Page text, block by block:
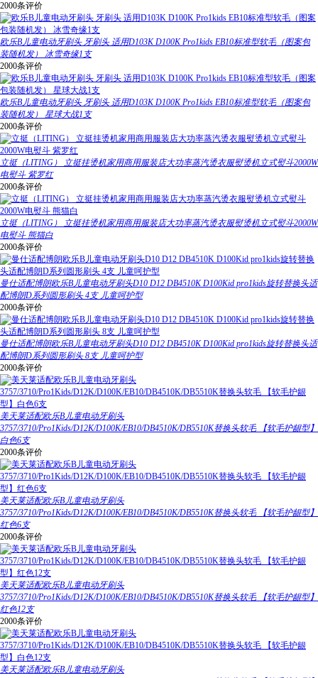
2000条评价
欧乐B儿童电动牙刷头 牙刷头 适用D103K D100K Pro1kids EB10标准型软毛（图案包
装随机发） 冰雪奇缘1支
2000条评价
欧乐B儿童电动牙刷头 牙刷头 适用D103K D100K Pro1kids EB10标准型软毛（图案包
装随机发） 星球大战1支
2000条评价
立挺（LITING） 立挺挂烫机家用商用服装店大功率蒸汽烫衣服熨烫机立式熨斗2000W
电熨斗 紫罗红
2000条评价
立挺（LITING） 立挺挂烫机家用商用服装店大功率蒸汽烫衣服熨烫机立式熨斗2000W
电熨斗 熊猫白
2000条评价
曼仕适配博朗欧乐B儿童电动牙刷头D10 D12 DB4510K D100Kid pro1kids旋转替换头适
配博朗D系列圆形刷头 4支 儿童呵护型
2000条评价
曼仕适配博朗欧乐B儿童电动牙刷头D10 D12 DB4510K D100Kid pro1kids旋转替换头适
配博朗D系列圆形刷头 8支 儿童呵护型
2000条评价
美天莱适配欧乐B儿童电动牙刷头
3757/3710/Pro1Kids/D12K/D100K/EB10/DB4510K/DB5510K替换头软毛 【软毛护龈型】
白色6支
2000条评价
美天莱适配欧乐B儿童电动牙刷头
3757/3710/Pro1Kids/D12K/D100K/EB10/DB4510K/DB5510K替换头软毛 【软毛护龈型】
红色6支
2000条评价
美天莱适配欧乐B儿童电动牙刷头
3757/3710/Pro1Kids/D12K/D100K/EB10/DB4510K/DB5510K替换头软毛 【软毛护龈型】
红色12支
2000条评价
美天莱适配欧乐B儿童电动牙刷头